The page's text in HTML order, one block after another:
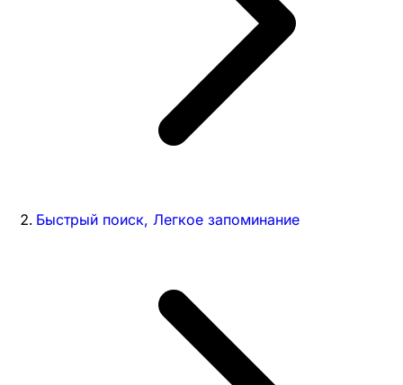
Быстрый поиск, Легкое запоминание